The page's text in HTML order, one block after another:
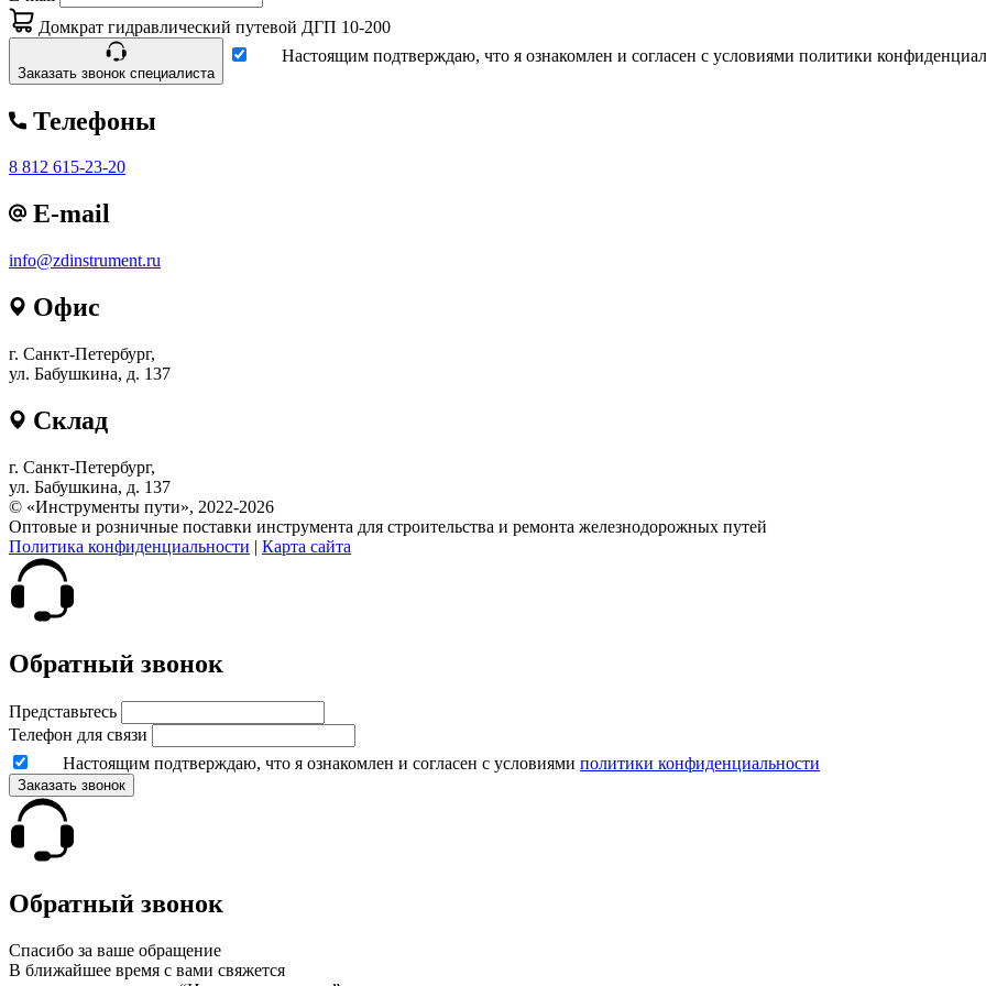
Домкрат гидравлический путевой ДГП 10-200
Заказать звонок специалиста
Настоящим подтверждаю, что я ознакомлен и согласен с условиями политики
Телефоны
8 812 615-23-20
E-mail
info@zdinstrument.ru
Офис
г. Санкт-Петербург,
ул. Бабушкина, д. 137
Склад
г. Санкт-Петербург,
ул. Бабушкина, д. 137
© «Инструменты пути», 2022-2026
Оптовые и розничные поставки инструмента для строительства и ремонта железнодорожных путей
Политика конфиденциальности | Карта сайта
Обратный звонок
Представьтесь
Телефон для связи
Настоящим подтверждаю, что я ознакомлен и согласен с условиями политики конфиденциальности
Заказать звонок
Обратный звонок
Спасибо за ваше обращение
В ближайшее время с вами свяжется